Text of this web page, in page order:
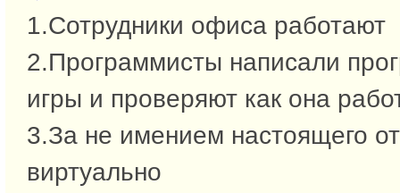
1.Сотрудники офиса работают
2.Программисты написали
игры и проверяют как она
3.За не имением настоящего
виртуально